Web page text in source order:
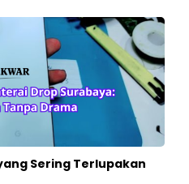
Sering Terlupakan